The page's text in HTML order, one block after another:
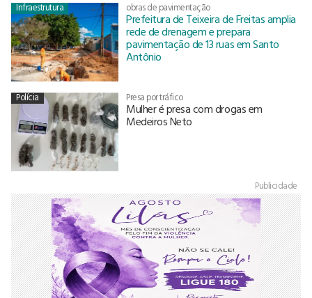
Infraestrutura obras de pavimentação
Prefeitura de Teixeira de Freitas amplia
rede de drenagem e prepara
pavimentação de 13 ruas em Santo
Antônio
Polícia Presa por tráfico
Mulher é presa com drogas em
Medeiros Neto
Publicidade